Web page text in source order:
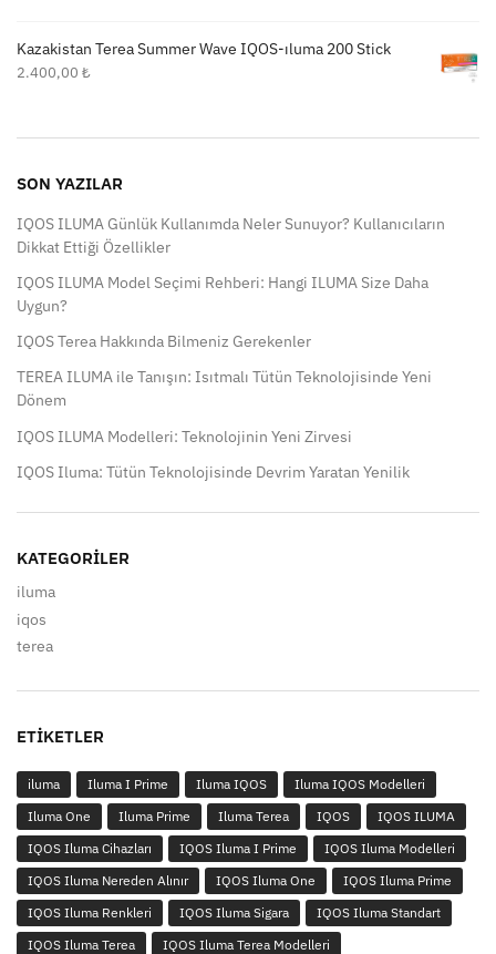
Kazakistan Terea Summer Wave IQOS-ıluma 200 Stick
2.400,00 ₺
SON YAZILAR
IQOS ILUMA Günlük Kullanımda Neler Sunuyor? Kullanıcıların
Dikkat Ettiği Özellikler
IQOS ILUMA Model Seçimi Rehberi: Hangi ILUMA Size Daha
Uygun?
IQOS Terea Hakkında Bilmeniz Gerekenler
TEREA ILUMA ile Tanışın: Isıtmalı Tütün Teknolojisinde Yeni
Dönem
IQOS ILUMA Modelleri: Teknolojinin Yeni Zirvesi
IQOS Iluma: Tütün Teknolojisinde Devrim Yaratan Yenilik
KATEGORILER
iluma
iqos
terea
ETIKETLER
iluma Iluma I Prime Iluma IQOS
Iluma IQOS Modelleri
Iluma One
Iluma Prime Iluma Terea IQOS
IQOS ILUMA
IQOS Iluma Cihazları
IQOS Iluma I Prime
IQOS Iluma Modelleri
IQOS Iluma Nereden Alınır
IQOS Iluma One
IQOS Iluma Prime
IQOS Iluma Renkleri
IQOS Iluma Sigara
IQOS Iluma Standart
IQOS Iluma Terea
IQOS Iluma Terea Modelleri